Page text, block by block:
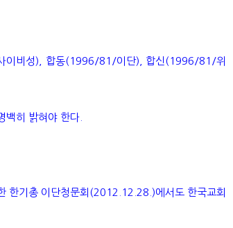
이비성), 합동(1996/81/이단), 합신(1996/81/위
백히 밝혀야 한다.
한기총 이단청문회(2012.12.28.)에서도 한국교회